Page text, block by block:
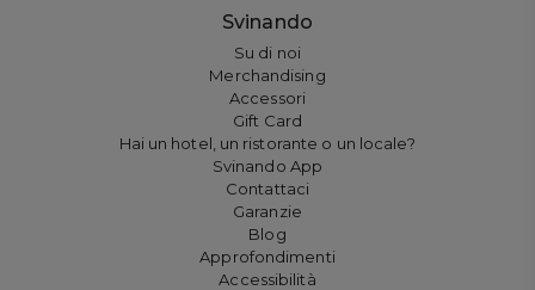
Svinando
Su di noi
Merchandising
Accessori
Gift Card
Hai un hotel, un ristorante o un locale?
Svinando App
Contattaci
Garanzie
Blog
Approfondimenti
Accessibilità